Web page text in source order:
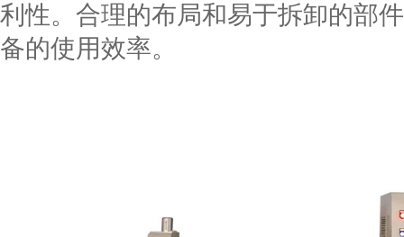
利性。合理的布局和易于拆卸的部
备的使用效率。